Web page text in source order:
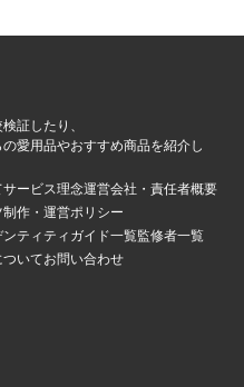
証したり、
愛用品やおすすめ商品を紹介し
サービス理念運営会社・責任者概要
作・運営ポリシー
ティティ ガイド一覧監修者一覧
いてお問い合わせ